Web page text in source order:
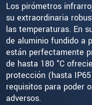
Los pirómetros
su extraordinaria
las temperaturas. En
de aluminio fundido a
están perfectamente
de hasta 180 °C
protección (hasta
requisitos para poder
adversos.